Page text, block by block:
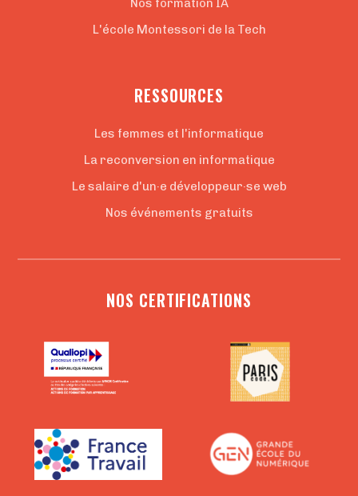
Nos formation IA
L'école Montessori de la Tech
RESSOURCES
Les femmes et l'informatique
La reconversion en informatique
Le salaire d'un·e développeur·se web
Nos événements gratuits
NOS CERTIFICATIONS